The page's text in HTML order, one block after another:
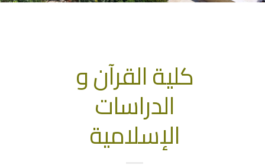
كلية القرآن و
الدراسات
الإسلامية